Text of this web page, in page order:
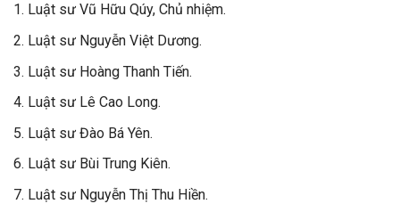
1. Luật sư Vũ Hữu Qúy, Chủ nhiệm.
2. Luật sư Nguyễn Việt Dương.
3. Luật sư Hoàng Thanh Tiến.
4. Luật sư Lê Cao Long.
5. Luật sư Đào Bá Yên.
6. Luật sư Bùi Trung Kiên.
7. Luật sư Nguyễn Thị Thu Hiền.